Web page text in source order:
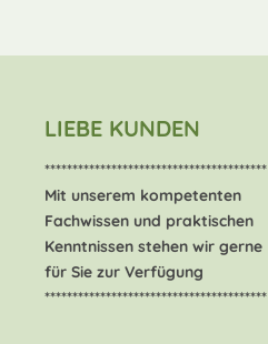
LIEBE KUNDEN
****************************************
Mit unserem kompetenten
Fachwissen und praktischen
Kenntnissen stehen wir gerne
für Sie zur Verfügung
****************************************